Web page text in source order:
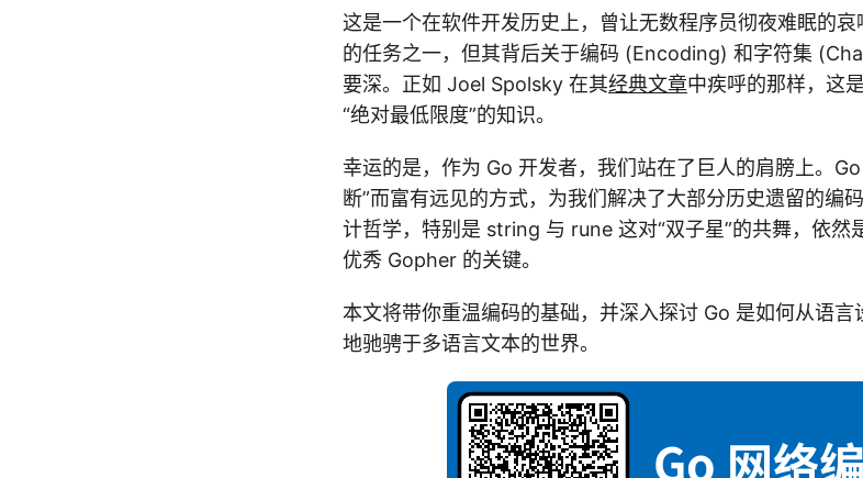
这是一个在软件开发历史上，曾让无数程序员彻夜难眠的
的任务之一，但其背后关于编码 (Encoding) 和字符集
要深。正如 Joel Spolsky 在其经典文章中疾呼的那样，这
“绝对最低限度”的知识。
幸运的是，作为 Go 开发者，我们站在了巨人的肩膀上。
断”而富有远见的方式，为我们解决了大部分历史遗留的编
计哲学，特别是 string 与 rune 这对“双子星”的共舞，依然
优秀 Gopher 的关键。
本文将带你重温编码的基础，并深入探讨 Go 是如何从语
地驰骋于多语言文本的世界。